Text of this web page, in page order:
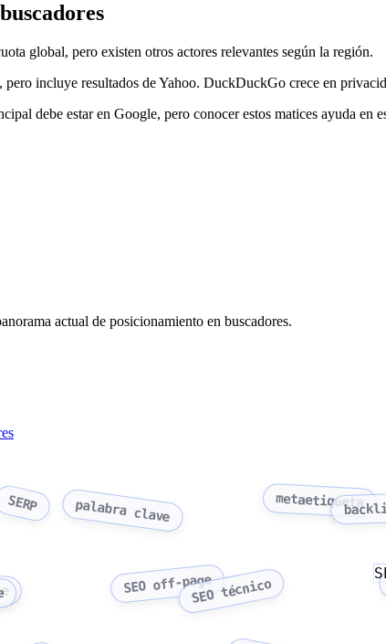
global, pero existen otros actores relevantes según la región.
incluye resultados de Yahoo. DuckDuckGo crece en
debe estar en Google, pero conocer estos matices ayuda en
actual de posicionamiento en buscadores.
SERP palabra clave metaetiqueta
SEO off-pageSEO técnico